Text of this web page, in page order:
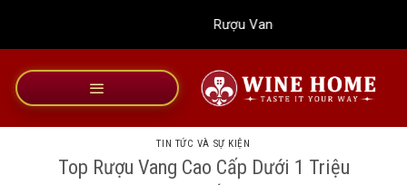
dung
Rượu Vang Wine Home
TIN TỨC VÀ SỰ KIỆN
Top Rượu Vang Cao Cấp Dưới 1 Triệu